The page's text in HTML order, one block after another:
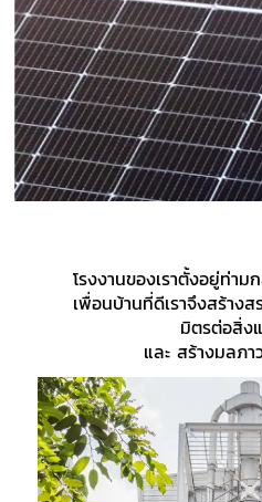
โรงงานของเราตั้งอยู่ท่าม
เพื่อนบ้านที่ดีเราจึงสร้างส
มิตรต่อสิ่ง
และ สร้างมลภา